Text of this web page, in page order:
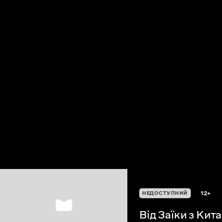
НЕДОСТУПНИЙ 12+
Від Заїки з